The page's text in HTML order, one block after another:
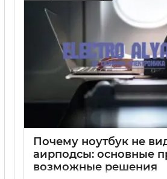
Почему ноутбук не
аирподсы: основные
возможные решения